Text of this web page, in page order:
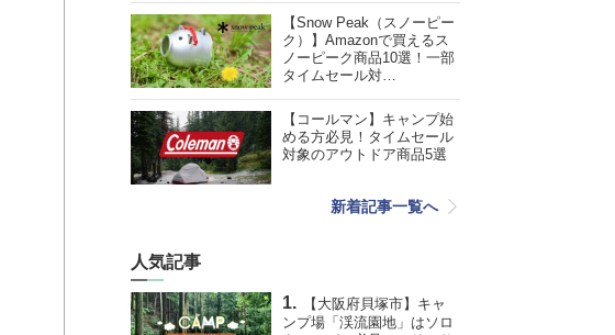
【Snow Peak（スノーピー
ク）】Amazonで買えるス
ノーピーク商品10選！一部
タイムセール対…
【コールマン】キャンプ始
める方必見！タイムセール
対象のアウトドア商品5選
新着記事一覧へ
人気記事
【大阪府貝塚市】キャ
ンプ場「渓流園地」はソロ